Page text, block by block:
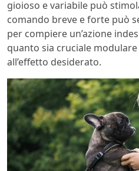
gioioso e variabile può
comando breve e forte può
per compiere un’azione
quanto sia cruciale
all’effetto desiderato.